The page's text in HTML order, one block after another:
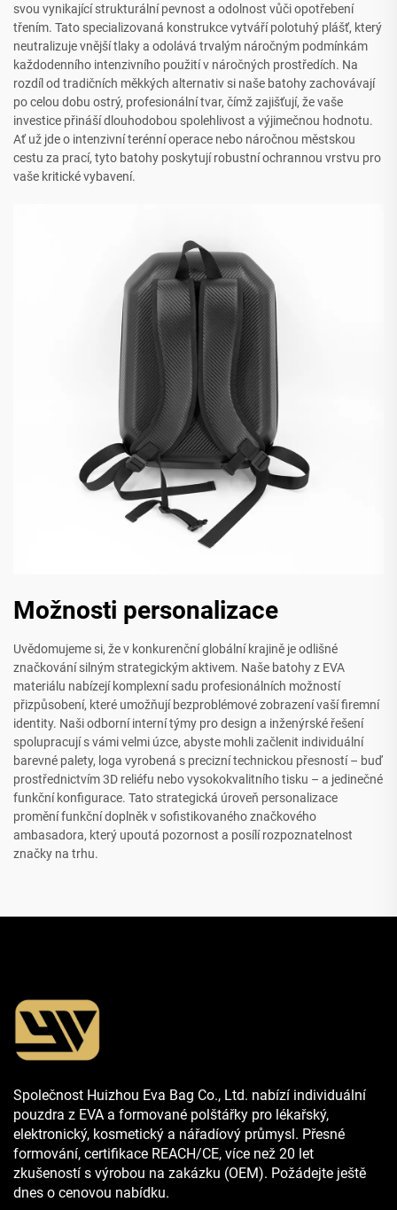
svou vynikající strukturální pevnost a odolnost vůči opotřebení
třením. Tato specializovaná konstrukce vytváří polotuhý plášť, který
neutralizuje vnější tlaky a odolává trvalým náročným podmínkám
každodenního intenzivního použití v náročných prostředích. Na
rozdíl od tradičních měkkých alternativ si naše batohy zachovávají
po celou dobu ostrý, profesionální tvar, čímž zajišťují, že vaše
investice přináší dlouhodobou spolehlivost a výjimečnou hodnotu.
Ať už jde o intenzivní terénní operace nebo náročnou městskou
cestu za prací, tyto batohy poskytují robustní ochrannou vrstvu pro
vaše kritické vybavení.
Možnosti personalizace
Uvědomujeme si, že v konkurenční globální krajině je odlišné
značkování silným strategickým aktivem. Naše batohy z EVA
materiálu nabízejí komplexní sadu profesionálních možností
přizpůsobení, které umožňují bezproblémové zobrazení vaší firemní
identity. Naši odborní interní týmy pro design a inženýrské řešení
spolupracují s vámi velmi úzce, abyste mohli začlenit individuální
barevné palety, loga vyrobená s precizní technickou přesností – buď
prostřednictvím 3D reliéfu nebo vysokokvalitního tisku – a jedinečné
funkční konfigurace. Tato strategická úroveň personalizace
promění funkční doplněk v sofistikovaného značkového
ambasadora, který upoutá pozornost a posílí rozpoznatelnost
značky na trhu.
Společnost Huizhou Eva Bag Co., Ltd. nabízí individuální
pouzdra z EVA a formované polštářky pro lékařský,
elektronický, kosmetický a nářadíový průmysl. Přesné
formování, certifikace REACH/CE, více než 20 let
zkušeností s výrobou na zakázku (OEM). Požádejte ještě
dnes o cenovou nabídku.